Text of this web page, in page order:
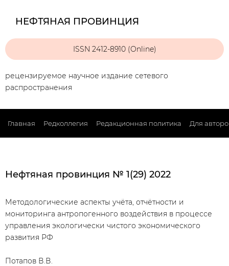
НЕФТЯНАЯ ПРОВИНЦИЯ
ISSN 2412-8910 (Online)
рецензируемое научное издание сетевого
распространения
Главная Редколлегия Редакционная политика Для
Нефтяная провинция № 1(29) 2022
Методологические аспекты учёта, отчётности и
мониторинга антропогенного воздействия в процессе
управления экологически чистого экономического
развития РФ
Потапов В.В.